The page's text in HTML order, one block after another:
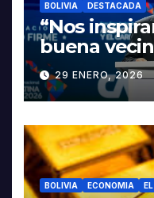
BOLIVIA DESTACADA
“Nos
buena
discurso del
Rodrigo Paz
29 ENERO, 2026
BOLIVIA ECONOMIA